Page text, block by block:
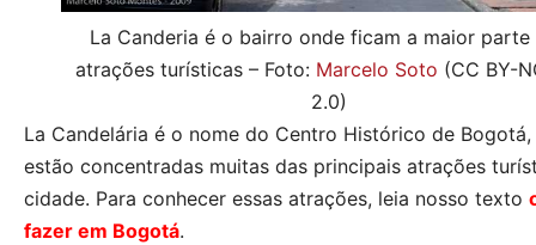
La Canderia é o bairro onde ficam a maior parte
atrações turísticas – Foto: Marcelo Soto (CC BY-
2.0)
La Candelária é o nome do Centro Histórico de
estão concentradas muitas das principais atrações
cidade. Para conhecer essas atrações, leia nosso texto
fazer em Bogotá.